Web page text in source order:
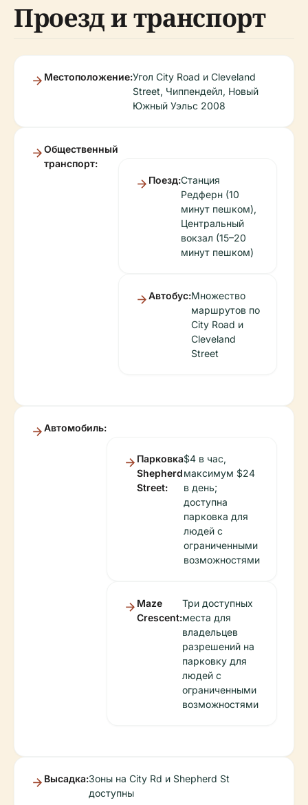
Проезд и транспорт
Местоположение:Угол City Road и Cleveland
Street, Чиппендейл, Новый
Южный Уэльс 2008
Общественный
транспорт:
Поезд:Станция
Редферн (10
минут пешком),
Центральный
вокзал (15–20
минут пешком)
Автобус:Множество
маршрутов по
City Road и
Cleveland
Street
Автомобиль:
Парковка
Shepherd
Street:
$4 в час,
максимум $24
в день;
доступна
парковка для
людей с
ограниченными
возможностями
Maze
Crescent:
Три доступных
места для
владельцев
разрешений на
парковку для
людей с
ограниченными
возможностями
Высадка:Зоны на City Rd и Shepherd St
доступны